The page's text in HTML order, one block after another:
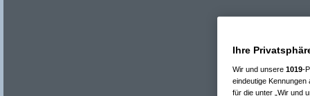
Ihre
Wir und unsere 1019-
eindeutige
für die unter „Wir und